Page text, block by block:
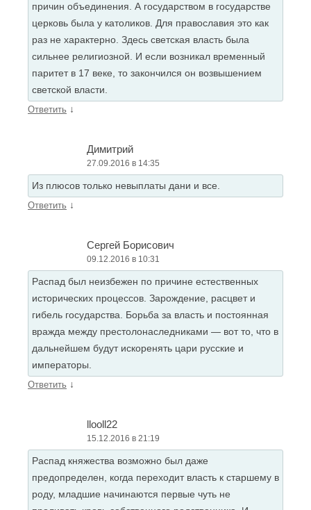
причин объединения. А государством в государстве
церковь была у католиков. Для православия это как
раз не характерно. Здесь светская власть была
сильнее религиозной. И если возникал временный
паритет в 17 веке, то закончился он возвышением
светской власти.
Ответить ↓
Димитрий
27.09.2016 в 14:35
Из плюсов только невыплаты дани и все.
Ответить ↓
Сергей Борисович
09.12.2016 в 10:31
Распад был неизбежен по причине естественных
исторических процессов. Зарождение, расцвет и
гибель государства. Борьба за власть и постоянная
вражда между престолонаследниками — вот то, что в
дальнейшем будут искоренять цари русские и
императоры.
Ответить ↓
llooll22
15.12.2016 в 21:19
Распад княжества возможно был даже
предопределен, когда переходит власть к старшему в
роду, младшие начинаются первые чуть не